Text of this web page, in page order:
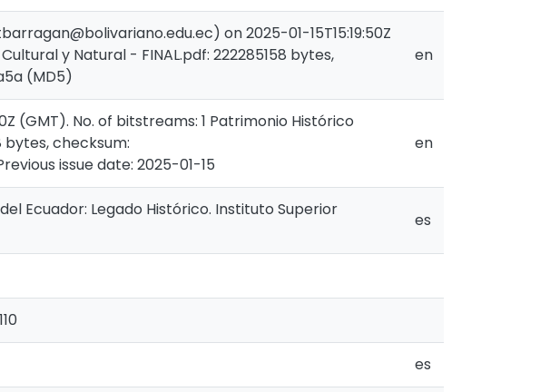
on 2025-01-15T15:19:50Z
y Natural - FINAL.pdf: 222285158 bytes,
(MD5)
en
(GMT). No. of bitstreams: 1 Patrimonio Histórico
bytes, checksum:
issue date: 2025-01-15
en
Ecuador: Legado Histórico. Instituto Superior
es
es